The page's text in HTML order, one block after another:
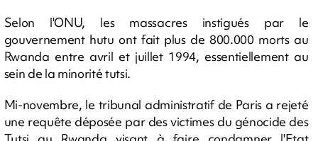
Selon l'ONU, les massacres instigués par le
gouvernement hutu ont fait plus de 800.000 morts au
Rwanda entre avril et juillet 1994, essentiellement au
sein de la minorité tutsi.
Mi-novembre, le tribunal administratif de Paris a rejeté
une requête déposée par des victimes du génocide des